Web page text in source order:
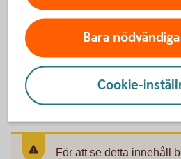
För att se detta innehåll
Bara
Cookie-